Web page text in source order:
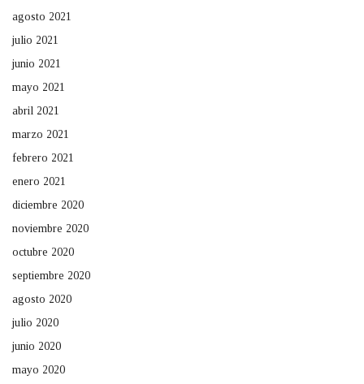
agosto 2021
julio 2021
junio 2021
mayo 2021
abril 2021
marzo 2021
febrero 2021
enero 2021
diciembre 2020
noviembre 2020
octubre 2020
septiembre 2020
agosto 2020
julio 2020
junio 2020
mayo 2020